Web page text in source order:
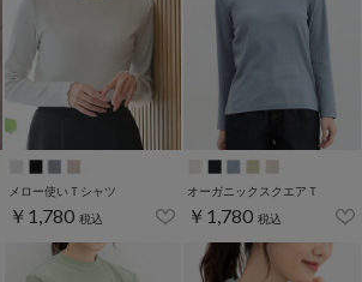
メロー使いＴシャツ
￥1,780 税込
オーガニックスクエアＴ
￥1,780 税込